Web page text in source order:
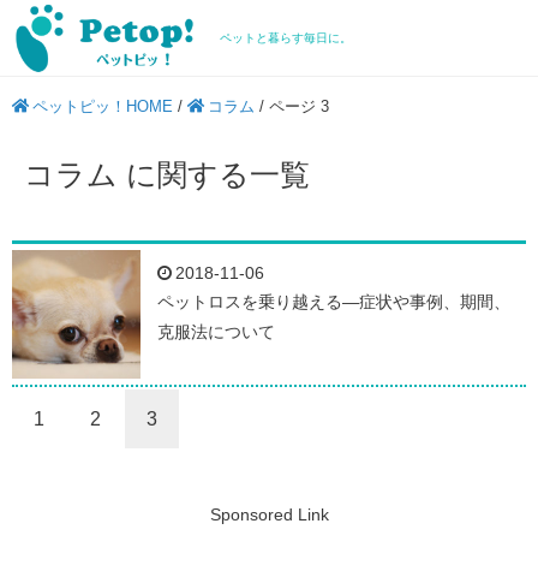
ペットと暮らす毎日に。
ペットピッ！HOME / コラム / ページ 3
コラム に関する一覧
2018-11-06
ペットロスを乗り越える―症状や事例、期間、
克服法について
1 2 3
Sponsored Link